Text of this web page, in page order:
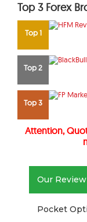
Top 3 Forex
Top 1
Top 2
Top 3
Attention,
Our Review
Pocket